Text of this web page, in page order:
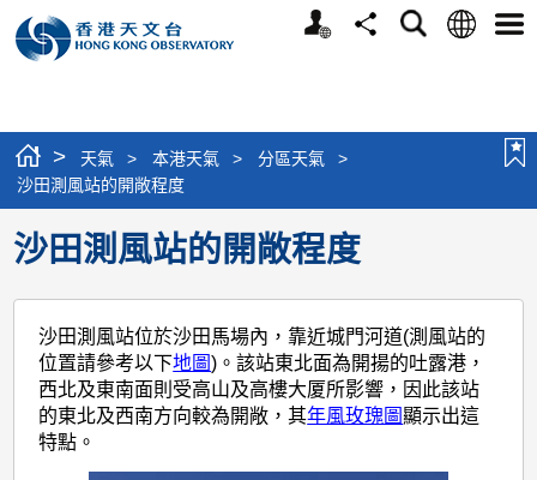
個
分
搜
語
選
> 天氣 > 本港天氣 > 分區天氣
>
沙田測風站的開敞程度
沙田測風站的開敞程度
沙田測風站位於沙田馬場內，靠近城門河道(測風站的
位置請參考以下地圖)。該站東北面為開揚的吐露港，
西北及東南面則受高山及高樓大厦所影響，因此該站
的東北及西南方向較為開敞，其年風玫瑰圖顯示出這
特點。